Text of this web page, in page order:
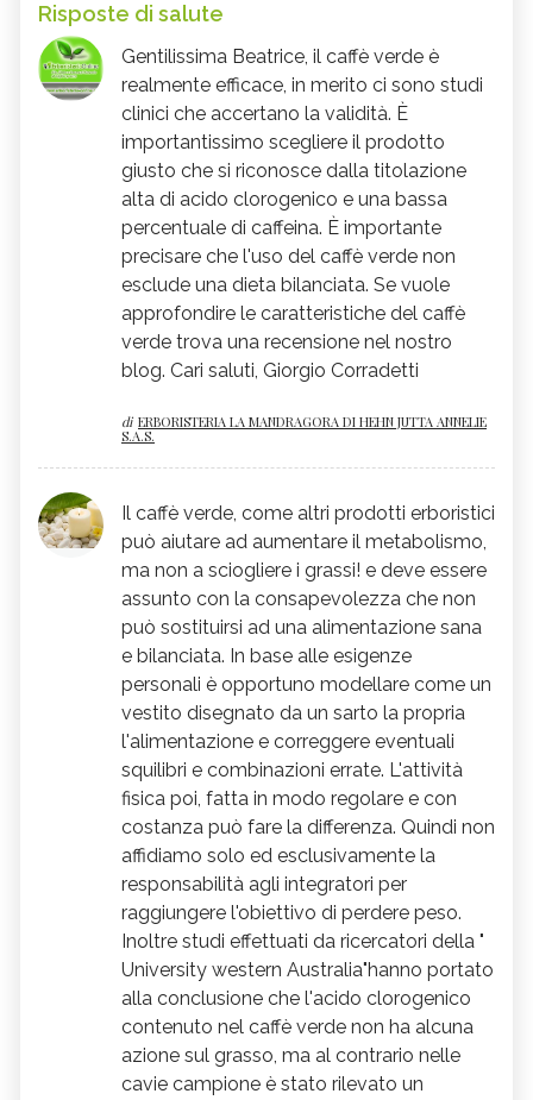
Risposte di salute
Gentilissima Beatrice, il caffè verde è
realmente efficace, in merito ci sono studi
clinici che accertano la validità. È
importantissimo scegliere il prodotto
giusto che si riconosce dalla titolazione
alta di acido clorogenico e una bassa
percentuale di caffeina. È importante
precisare che l'uso del caffè verde non
esclude una dieta bilanciata. Se vuole
approfondire le caratteristiche del caffè
verde trova una recensione nel nostro
blog. Cari saluti, Giorgio Corradetti
di ERBORISTERIA LA MANDRAGORA DI HEHN JUTTA ANNELIE
S.A.S.
Il caffè verde, come altri prodotti erboristici
può aiutare ad aumentare il metabolismo,
ma non a sciogliere i grassi! e deve essere
assunto con la consapevolezza che non
può sostituirsi ad una alimentazione sana
e bilanciata. In base alle esigenze
personali è opportuno modellare come un
vestito disegnato da un sarto la propria
l'alimentazione e correggere eventuali
squilibri e combinazioni errate. L'attività
fisica poi, fatta in modo regolare e con
costanza può fare la differenza. Quindi non
affidiamo solo ed esclusivamente la
responsabilità agli integratori per
raggiungere l'obiettivo di perdere peso.
Inoltre studi effettuati da ricercatori della "
University western Australia"hanno portato
alla conclusione che l'acido clorogenico
contenuto nel caffè verde non ha alcuna
azione sul grasso, ma al contrario nelle
cavie campione è stato rilevato un